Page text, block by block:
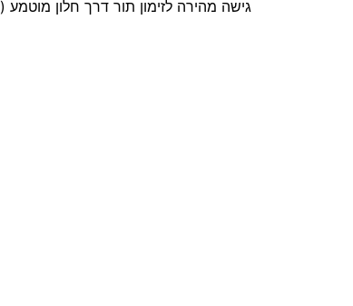
גישה מהירה לזימון תור דרך חלון מוטמע (Iframe)